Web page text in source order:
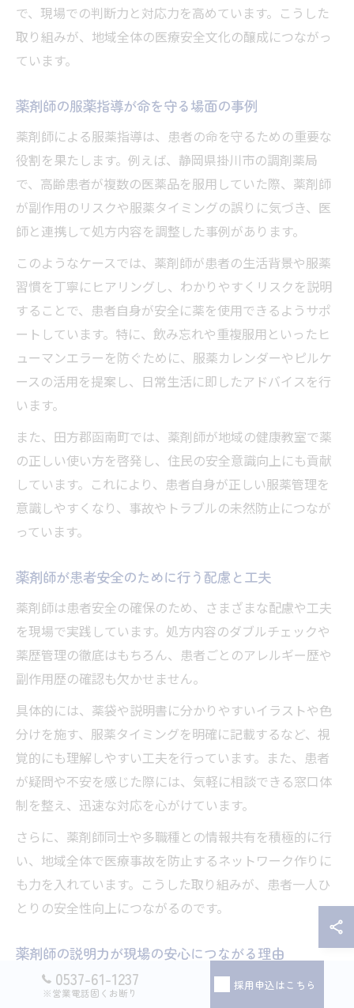
で、現場での判断力と対応力を高めています。こうした
取り組みが、地域全体の医療安全文化の醸成につながっ
ています。
薬剤師の服薬指導が命を守る場面の事例
薬剤師による服薬指導は、患者の命を守るための重要な
役割を果たします。例えば、静岡県掛川市の調剤薬局
で、高齢患者が複数の医薬品を服用していた際、薬剤師
が副作用のリスクや服薬タイミングの誤りに気づき、医
師と連携して処方内容を調整した事例があります。
このようなケースでは、薬剤師が患者の生活背景や服薬
習慣を丁寧にヒアリングし、わかりやすくリスクを説明
することで、患者自身が安全に薬を使用できるようサポ
ートしています。特に、飲み忘れや重複服用といったヒ
ューマンエラーを防ぐために、服薬カレンダーやピルケ
ースの活用を提案し、日常生活に即したアドバイスを行
います。
また、田方郡函南町では、薬剤師が地域の健康教室で薬
の正しい使い方を啓発し、住民の安全意識向上にも貢献
しています。これにより、患者自身が正しい服薬管理を
意識しやすくなり、事故やトラブルの未然防止につなが
っています。
薬剤師が患者安全のために行う配慮と工夫
薬剤師は患者安全の確保のため、さまざまな配慮や工夫
を現場で実践しています。処方内容のダブルチェックや
薬歴管理の徹底はもちろん、患者ごとのアレルギー歴や
副作用歴の確認も欠かせません。
具体的には、薬袋や説明書に分かりやすいイラストや色
分けを施す、服薬タイミングを明確に記載するなど、視
覚的にも理解しやすい工夫を行っています。また、患者
が疑問や不安を感じた際には、気軽に相談できる窓口体
制を整え、迅速な対応を心がけています。
さらに、薬剤師同士や多職種との情報共有を積極的に行
い、地域全体で医療事故を防止するネットワーク作りに
も力を入れています。こうした取り組みが、患者一人ひ
とりの安全性向上につながるのです。
薬剤師の説明力が現場の安心につながる理由
薬剤師の説明力は、現場の安心感を支える大きな要素で
0537-61-1237
※営業電話固くお断り
採用申込はこちら